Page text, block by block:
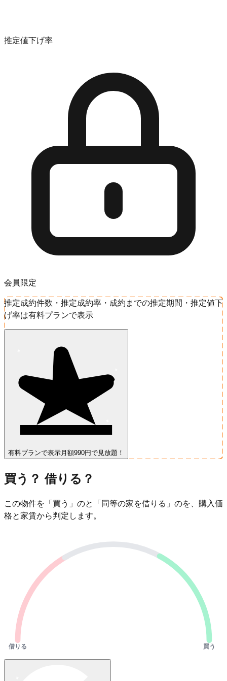
推定値下げ率
会員限定
推定成約件数・推定成約率・成約までの推定期間・推定値下
げ率は有料プランで表示
有料プランで表示 月額990円で見放題！
買う？ 借りる？
この物件を「買う」のと「同等の家を借りる」のを、購入価
格と家賃から判定します。
借りる 買う